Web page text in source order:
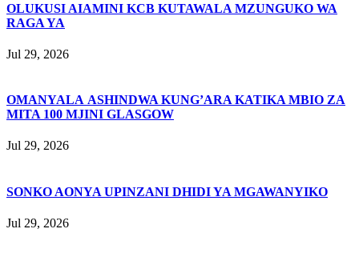
OLUKUSI AIAMINI KCB KUTAWALA MZUNGUKO WA
RAGA YA
Jul 29, 2026
OMANYALA ASHINDWA KUNG’ARA KATIKA MBIO ZA
MITA 100 MJINI GLASGOW
Jul 29, 2026
SONKO AONYA UPINZANI DHIDI YA MGAWANYIKO
Jul 29, 2026